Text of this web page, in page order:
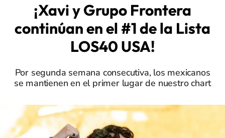
¡Xavi y Grupo Frontera
continúan en el #1 de la Lista
LOS40 USA!
Por segunda semana consecutiva, los mexicanos
se mantienen en el primer lugar de nuestro chart